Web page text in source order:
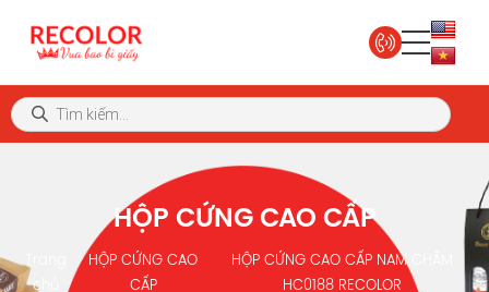
HỘP CỨNG CAO CẤP
chủ
HỘP CỨNG CAO
CẤP
HỘP CỨNG CAO CẤP NAM CHÂM
HC0188 RECOLOR